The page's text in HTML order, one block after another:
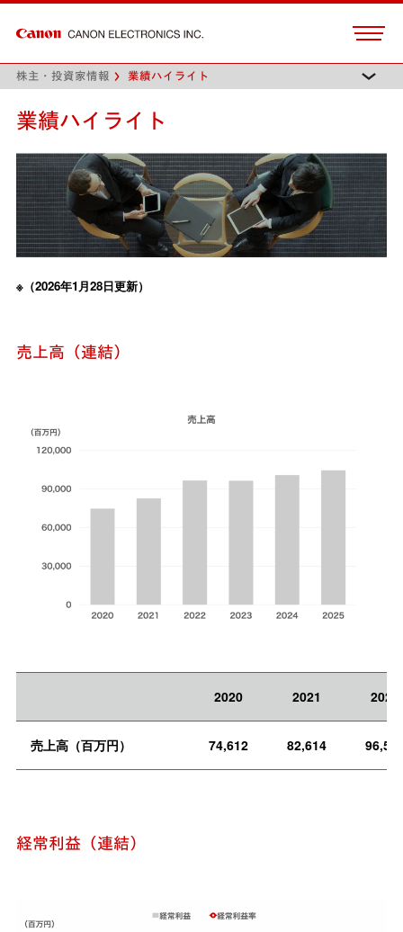
株主・投資家情報 業績ハイライト
業績ハイライト
※（2026年1月28日更新）
売上高（連結）
2020 2021 2022
売上高（百万円） 74,612 82,614
経常利益（連結）